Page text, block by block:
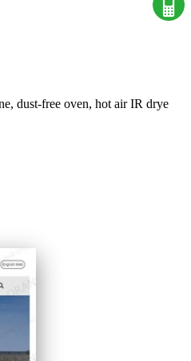
dust-free oven, hot air IR drye